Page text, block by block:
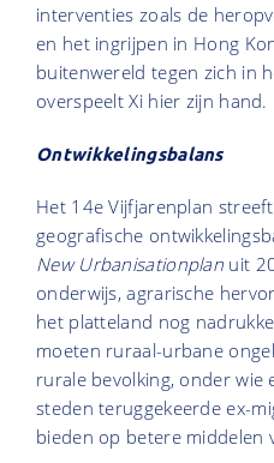
interventies zoals de
en het ingrijpen in Hong
buitenwereld tegen zich in
overspeelt Xi hier zijn hand.
Ontwikkelingsbalans
Het 14e Vijfjarenplan
geografische
New Urbanisationplan uit
onderwijs, agrarische
het platteland nog
moeten ruraal-urbane
rurale bevolking, onder wie
steden teruggekeerde ex-
bieden op betere middelen